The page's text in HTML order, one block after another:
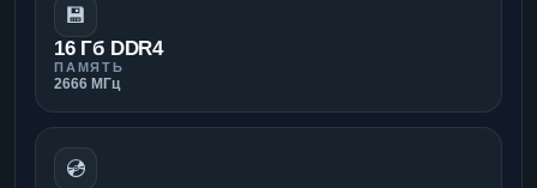
💾
16 Гб DDR4
ПАМЯТЬ
2666 МГц
💿